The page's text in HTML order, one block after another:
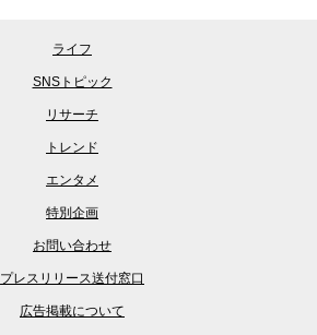
ライフ
SNSトピック
リサーチ
トレンド
エンタメ
特別企画
お問い合わせ
プレスリリース送付窓口
広告掲載について